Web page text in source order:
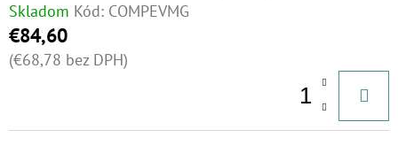
Skladom Kód: COMPEVMG
€84,60
(€68,78 bez DPH)